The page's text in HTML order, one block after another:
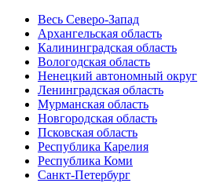
Весь Северо-Запад
Архангельская область
Калининградская область
Вологодская область
Ненецкий автономный округ
Ленинградская область
Мурманская область
Новгородская область
Псковская область
Республика Карелия
Республика Коми
Санкт-Петербург